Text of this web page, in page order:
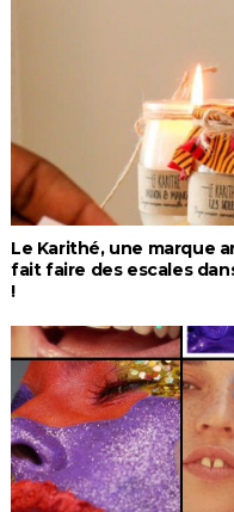
Le Karithé, une marque
fait faire des escales
!